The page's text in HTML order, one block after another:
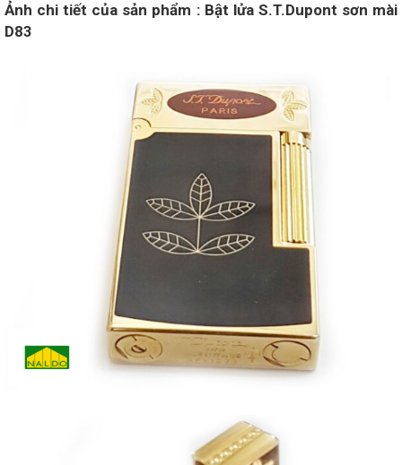
Ảnh chi tiết của sản phẩm : Bật lửa S.T.Dupont sơn mài
D83